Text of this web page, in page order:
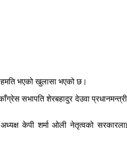
भएको खुलासा भएको छ।
सभापति शेरबहादुर देउवा
केपी शर्मा ओली नेतृत्वको